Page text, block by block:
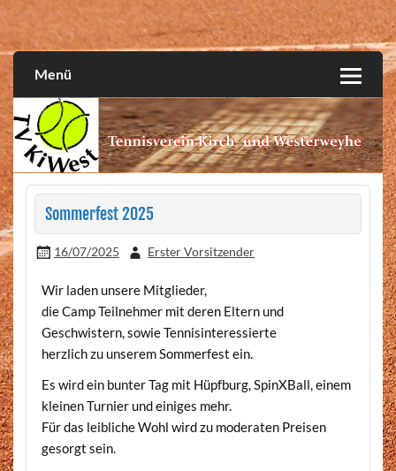
to
contentTennisverein Kirch- und
Westerweyhe e.V.
Wir spielen Tennis, ob jung oder alt.
Menü
Sommerfest 2025
16/07/2025 Erster Vorsitzender
Wir laden unsere Mitglieder,
die Camp Teilnehmer mit deren Eltern und
Geschwistern, sowie Tennisinteressierte
herzlich zu unserem Sommerfest ein.
Es wird ein bunter Tag mit Hüpfburg, SpinXBall, einem
kleinen Turnier und einiges mehr.
Für das leibliche Wohl wird zu moderaten Preisen
gesorgt sein.